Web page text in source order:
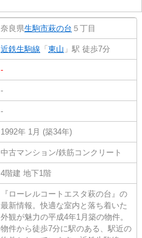
奈良県生駒市萩の台 ５丁目
近鉄生駒線 「 東山 」駅 徒歩7分
-
-
-
1992年 1月 (築34年)
中古マンション/鉄筋コンクリート
4階建 地下1階
『ローレルコートエスタ萩の台』の
最新情報。快適な室内と落ち着いた
外観が魅力の平成4年1月築の物件。
物件から徒歩7分に駅のある、駅近の